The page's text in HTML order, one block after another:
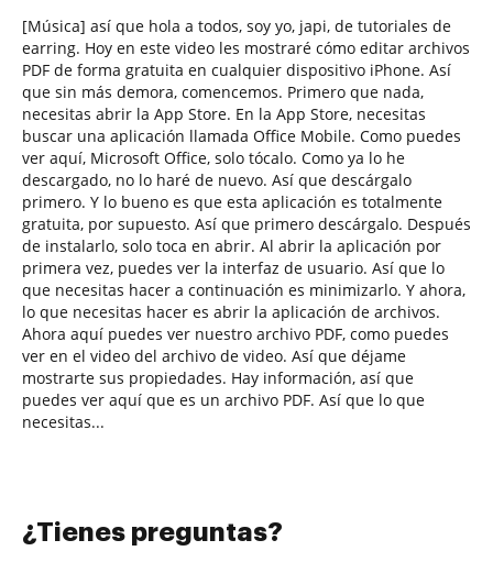
[Música] así que hola a todos, soy yo, japi, de tutoriales de
earring. Hoy en este video les mostraré cómo editar archivos
PDF de forma gratuita en cualquier dispositivo iPhone. Así
que sin más demora, comencemos. Primero que nada,
necesitas abrir la App Store. En la App Store, necesitas
buscar una aplicación llamada Office Mobile. Como puedes
ver aquí, Microsoft Office, solo tócalo. Como ya lo he
descargado, no lo haré de nuevo. Así que descárgalo
primero. Y lo bueno es que esta aplicación es totalmente
gratuita, por supuesto. Así que primero descárgalo. Después
de instalarlo, solo toca en abrir. Al abrir la aplicación por
primera vez, puedes ver la interfaz de usuario. Así que lo
que necesitas hacer a continuación es minimizarlo. Y ahora,
lo que necesitas hacer es abrir la aplicación de archivos.
Ahora aquí puedes ver nuestro archivo PDF, como puedes
ver en el video del archivo de video. Así que déjame
mostrarte sus propiedades. Hay información, así que
puedes ver aquí que es un archivo PDF. Así que lo que
necesitas...
¿Tienes preguntas?